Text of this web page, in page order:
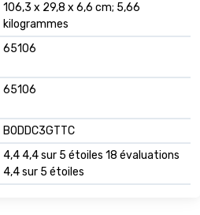
‎106,3 x 29,8 x 6,6 cm; 5,66
kilogrammes
‎65106
‎65106
B0DDC3GTTC
4,4 4,4 sur 5 étoiles 18 évaluations
4,4 sur 5 étoiles